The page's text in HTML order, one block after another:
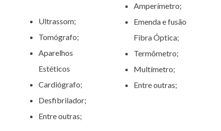
Ultrassom;
Tomógrafo;
Aparelhos
Estéticos
Cardiógrafo;
Desfibrilador;
Entre outras;
Amperímetro;
Emenda e fusão
Fibra Óptica;
Termômetro;
Multímetro;
Entre outras;